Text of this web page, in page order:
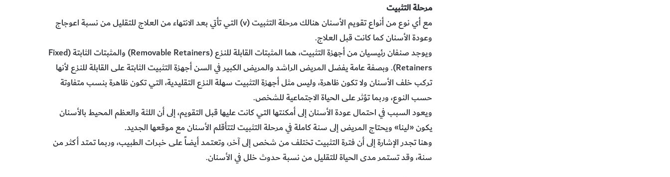
مرحلة التثبيت
مع أي نوع من أنواع تقويم الأسنان هنالك مرحلة التثبيت (v) التي تأتي بعد الانتهاء من العلاج للتقليل من نسبة اعوجاج
وعودة الأسنان كما كانت قبل العلاج.
ويوجد صنفان رئيسيان من أجهزة التثبيت، هما المثبتات القابلة للنزع (Removable Retainers) والمثبتات الثابتة (Fixed
Retainers). وبصفة عامة يفضل المريض الراشد والمريض الكبير في السن أجهزة التثبيت الثابتة على القابلة للنزع لأنها
تركب خلف الأسنان ولا تكون ظاهرة، وليس مثل أجهزة التثبيت سهلة النزع التقليدية، التي تكون ظاهرة بنسب متفاوتة
حسب النوع، وربما تؤثر على الحياة الاجتماعية للشخص.
ويعود السبب في احتمال عودة الأسنان إلى أمكنتها التي كانت عليها قبل التقويم، إلى أن اللثة والعظم المحيط بالأسنان
يكون «لينا» ويحتاج المريض إلى سنة كاملة في مرحلة التثبيت لتتأقلم الأسنان مع موقعها الجديد.
وهنا تجدر الإشارة إلى أن فترة التثبيت تختلف من شخص إلى آخر، وتعتمد أيضاً على خبرات الطبيب، وربما تمتد أكثر من
سنة، وقد تستمر مدى الحياة للتقليل من نسبة حدوث خلل في الأسنان.